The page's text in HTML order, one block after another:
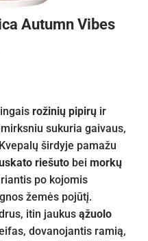
Autumn Vibes
rožinių pipirų ir
sukuria gaivaus,
širdyje pamažu
riešuto bei morkų
po kojomis
žemės pojūtį.
itin jaukus ąžuolo
dovanojantis ramią,